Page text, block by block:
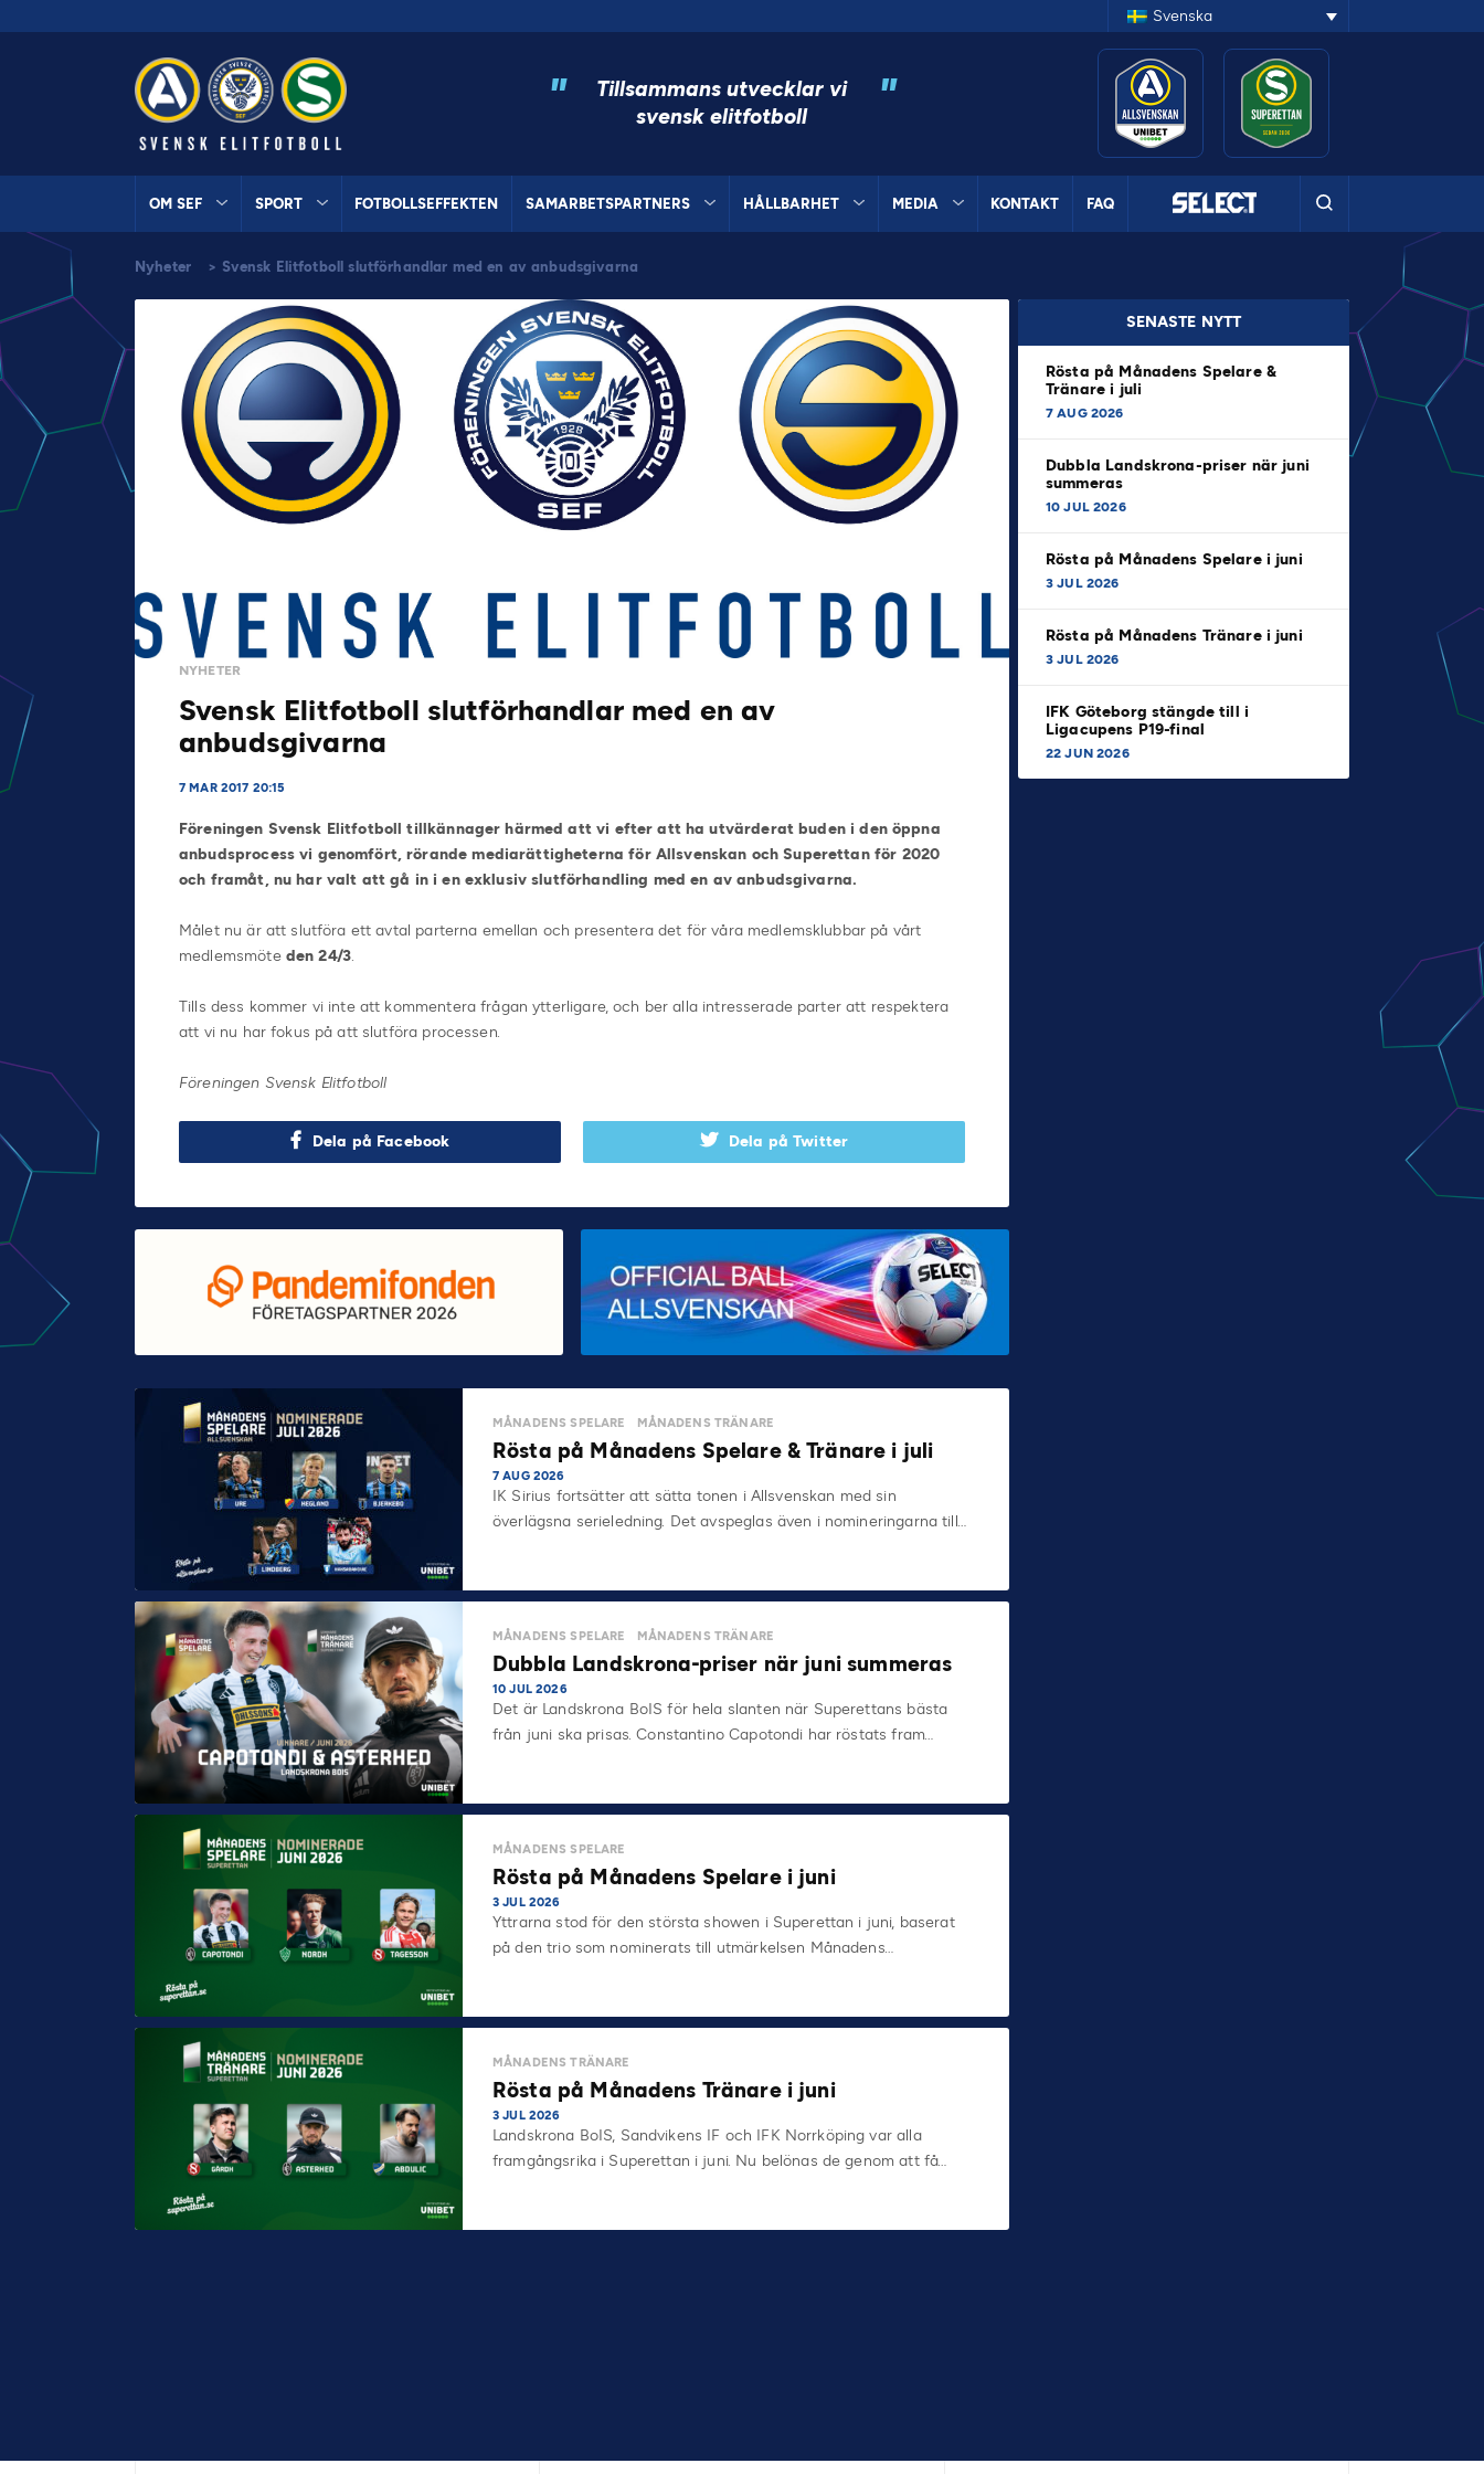
Svenska
"
Tillsammans utvecklar vi
svensk elitfotboll
"
OM SEF SPORT FOTBOLLSEFFEKTEN SAMARBETSPARTNERS HÅLLBARHET MEDIA KONTAKT FAQ
Nyheter > Svensk Elitfotboll slutförhandlar med en av anbudsgivarna
NYHETER
Svensk Elitfotboll slutförhandlar med en av
anbudsgivarna
7 MAR 2017 20:15
Föreningen Svensk Elitfotboll tillkännager härmed att vi efter att ha utvärderat buden i den öppna
anbudsprocess vi genomfört, rörande mediarättigheterna för Allsvenskan och Superettan för 2020
och framåt, nu har valt att gå in i en exklusiv slutförhandling med en av anbudsgivarna.
Målet nu är att slutföra ett avtal parterna emellan och presentera det för våra medlemsklubbar på vårt
medlemsmöte ‪den 24/3.
Tills dess kommer vi inte att kommentera frågan ytterligare, och ber alla intresserade parter att respektera
att vi nu har fokus på att slutföra processen.
Föreningen Svensk Elitfotboll
Dela på Facebook Dela på Twitter
SENASTE NYTT
Rösta på Månadens Spelare &
Tränare i juli
7 AUG 2026
Dubbla Landskrona-priser när juni
summeras
10 JUL 2026
Rösta på Månadens Spelare i juni
3 JUL 2026
Rösta på Månadens Tränare i juni
3 JUL 2026
IFK Göteborg stängde till i
Ligacupens P19-final
22 JUN 2026
MÅNADENS SPELARE MÅNADENS TRÄNARE
Rösta på Månadens Spelare & Tränare i juli
7 AUG 2026
IK Sirius fortsätter att sätta tonen i Allsvenskan med sin
överlägsna serieledning. Det avspeglas även i nomineringarna till…
MÅNADENS SPELARE MÅNADENS TRÄNARE
Dubbla Landskrona-priser när juni summeras
10 JUL 2026
Det är Landskrona BoIS för hela slanten när Superettans bästa
från juni ska prisas. Constantino Capotondi har röstats fram…
MÅNADENS SPELARE
Rösta på Månadens Spelare i juni
3 JUL 2026
Yttrarna stod för den största showen i Superettan i juni, baserat
på den trio som nominerats till utmärkelsen Månadens…
MÅNADENS TRÄNARE
Rösta på Månadens Tränare i juni
3 JUL 2026
Landskrona BoIS, Sandvikens IF och IFK Norrköping var alla
framgångsrika i Superettan i juni. Nu belönas de genom att få…